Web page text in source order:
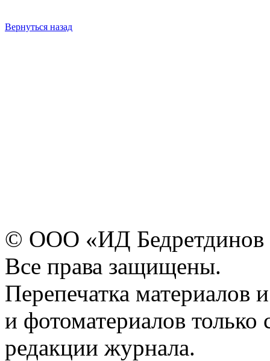
Вернуться назад
© ООО «ИД
Все права защищены.
Перепечатка материалов
и фотоматериалов
редакции журнала.